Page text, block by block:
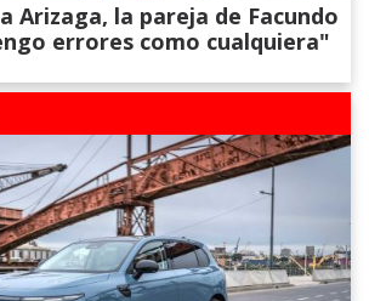
Arizaga, la pareja de Facundo
errores como cualquiera"